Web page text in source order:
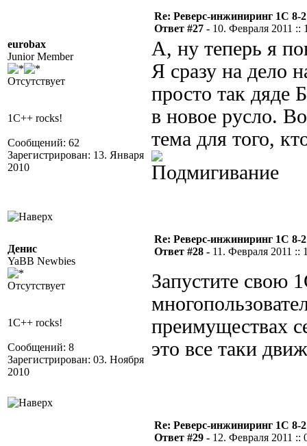
eurobax
Junior Member
Отсутствует
1C++ rocks!
Сообщений: 62
Зарегистрирован: 13. Января
2010
Re: Реверс-инжиниринг 1С 8-2
Ответ #27 - 10. Февраля 2011 ::
А, ну теперь я
Я сразу на дело
просто так дяде
в новое русло.
тема для того,
Денис
YaBB Newbies
Отсутствует
1C++ rocks!
Сообщений: 8
Зарегистрирован: 03. Ноября
2010
Re: Реверс-инжиниринг 1С 8-2
Ответ #28 - 11. Февраля 2011 ::
Запустите свою
преимуществах
это все таки
Re: Реверс-инжиниринг 1С 8-2
Ответ #29 - 12. Февраля 2011 ::